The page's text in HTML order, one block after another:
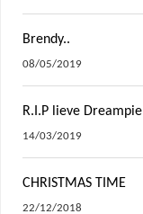
Brendy..
08/05/2019
R.I.P lieve Dreampie
14/03/2019
CHRISTMAS TIME
22/12/2018